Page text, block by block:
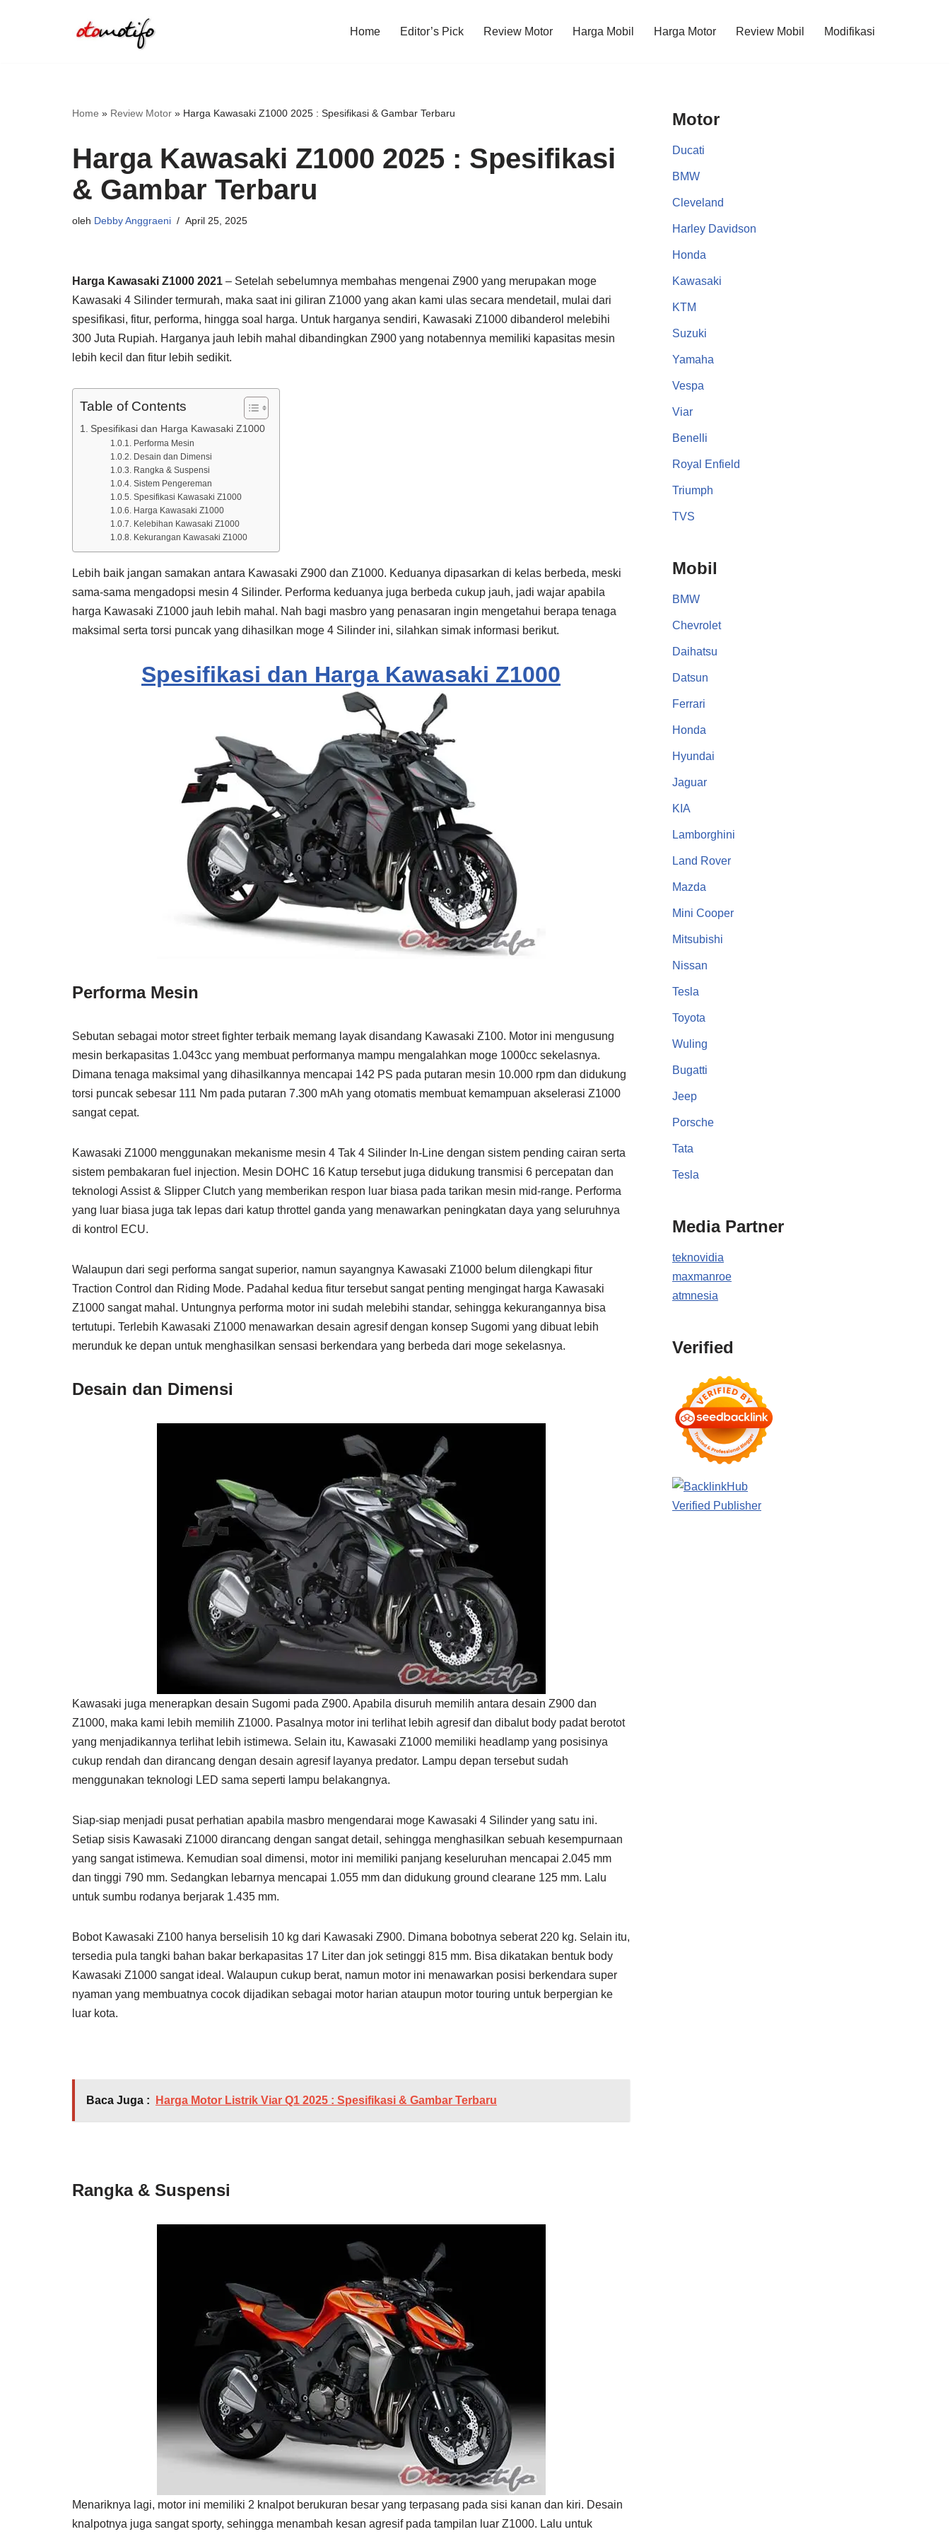
Home Editor’s Pick Review Motor Harga Mobil Harga Motor Review Mobil Modifikasi
Home » Review Motor » Harga Kawasaki Z1000 2025 : Spesifikasi & Gambar Terbaru
Harga Kawasaki Z1000 2025 : Spesifikasi
& Gambar Terbaru
oleh Debby Anggraeni April 25, 2025
Harga Kawasaki Z1000 2021 – Setelah sebelumnya membahas mengenai Z900 yang merupakan moge
Kawasaki 4 Silinder termurah, maka saat ini giliran Z1000 yang akan kami ulas secara mendetail, mulai dari
spesifikasi, fitur, performa, hingga soal harga. Untuk harganya sendiri, Kawasaki Z1000 dibanderol melebihi
300 Juta Rupiah. Harganya jauh lebih mahal dibandingkan Z900 yang notabennya memiliki kapasitas mesin
lebih kecil dan fitur lebih sedikit.
Table of Contents
Spesifikasi dan Harga Kawasaki Z1000
Performa Mesin
Desain dan Dimensi
Rangka & Suspensi
Sistem Pengereman
Spesifikasi Kawasaki Z1000
Harga Kawasaki Z1000
Kelebihan Kawasaki Z1000
Kekurangan Kawasaki Z1000
Lebih baik jangan samakan antara Kawasaki Z900 dan Z1000. Keduanya dipasarkan di kelas berbeda, meski
sama-sama mengadopsi mesin 4 Silinder. Performa keduanya juga berbeda cukup jauh, jadi wajar apabila
harga Kawasaki Z1000 jauh lebih mahal. Nah bagi masbro yang penasaran ingin mengetahui berapa tenaga
maksimal serta torsi puncak yang dihasilkan moge 4 Silinder ini, silahkan simak informasi berikut.
Spesifikasi dan Harga Kawasaki Z1000
Performa Mesin
Sebutan sebagai motor street fighter terbaik memang layak disandang Kawasaki Z100. Motor ini mengusung
mesin berkapasitas 1.043cc yang membuat performanya mampu mengalahkan moge 1000cc sekelasnya.
Dimana tenaga maksimal yang dihasilkannya mencapai 142 PS pada putaran mesin 10.000 rpm dan didukung
torsi puncak sebesar 111 Nm pada putaran 7.300 mAh yang otomatis membuat kemampuan akselerasi Z1000
sangat cepat.
Kawasaki Z1000 menggunakan mekanisme mesin 4 Tak 4 Silinder In-Line dengan sistem pending cairan serta
sistem pembakaran fuel injection. Mesin DOHC 16 Katup tersebut juga didukung transmisi 6 percepatan dan
teknologi Assist & Slipper Clutch yang memberikan respon luar biasa pada tarikan mesin mid-range. Performa
yang luar biasa juga tak lepas dari katup throttel ganda yang menawarkan peningkatan daya yang seluruhnya
di kontrol ECU.
Walaupun dari segi performa sangat superior, namun sayangnya Kawasaki Z1000 belum dilengkapi fitur
Traction Control dan Riding Mode. Padahal kedua fitur tersebut sangat penting mengingat harga Kawasaki
Z1000 sangat mahal. Untungnya performa motor ini sudah melebihi standar, sehingga kekurangannya bisa
tertutupi. Terlebih Kawasaki Z1000 menawarkan desain agresif dengan konsep Sugomi yang dibuat lebih
merunduk ke depan untuk menghasilkan sensasi berkendara yang berbeda dari moge sekelasnya.
Desain dan Dimensi
Kawasaki juga menerapkan desain Sugomi pada Z900. Apabila disuruh memilih antara desain Z900 dan
Z1000, maka kami lebih memilih Z1000. Pasalnya motor ini terlihat lebih agresif dan dibalut body padat berotot
yang menjadikannya terlihat lebih istimewa. Selain itu, Kawasaki Z1000 memiliki headlamp yang posisinya
cukup rendah dan dirancang dengan desain agresif layanya predator. Lampu depan tersebut sudah
menggunakan teknologi LED sama seperti lampu belakangnya.
Siap-siap menjadi pusat perhatian apabila masbro mengendarai moge Kawasaki 4 Silinder yang satu ini.
Setiap sisis Kawasaki Z1000 dirancang dengan sangat detail, sehingga menghasilkan sebuah kesempurnaan
yang sangat istimewa. Kemudian soal dimensi, motor ini memiliki panjang keseluruhan mencapai 2.045 mm
dan tinggi 790 mm. Sedangkan lebarnya mencapai 1.055 mm dan didukung ground clearane 125 mm. Lalu
untuk sumbu rodanya berjarak 1.435 mm.
Bobot Kawasaki Z100 hanya berselisih 10 kg dari Kawasaki Z900. Dimana bobotnya seberat 220 kg. Selain itu,
tersedia pula tangki bahan bakar berkapasitas 17 Liter dan jok setinggi 815 mm. Bisa dikatakan bentuk body
Kawasaki Z1000 sangat ideal. Walaupun cukup berat, namun motor ini menawarkan posisi berkendara super
nyaman yang membuatnya cocok dijadikan sebagai motor harian ataupun motor touring untuk berpergian ke
luar kota.
Baca Juga : Harga Motor Listrik Viar Q1 2025 : Spesifikasi & Gambar Terbaru
Rangka & Suspensi
Menariknya lagi, motor ini memiliki 2 knalpot berukuran besar yang terpasang pada sisi kanan dan kiri. Desain
knalpotnya juga sangat sporty, sehingga menambah kesan agresif pada tampilan luar Z1000. Lalu untuk
Motor
Ducati
BMW
Cleveland
Harley Davidson
Honda
Kawasaki
KTM
Suzuki
Yamaha
Vespa
Viar
Benelli
Royal Enfield
Triumph
TVS
Mobil
BMW
Chevrolet
Daihatsu
Datsun
Ferrari
Honda
Hyundai
Jaguar
KIA
Lamborghini
Land Rover
Mazda
Mini Cooper
Mitsubishi
Nissan
Tesla
Toyota
Wuling
Bugatti
Jeep
Porsche
Tata
Tesla
Media Partner
teknovidia
maxmanroe
atmnesia
Verified